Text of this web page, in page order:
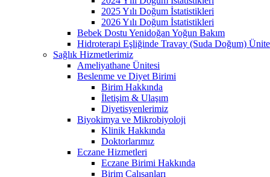
2025 Yılı Doğum İstatistikleri
2026 Yılı Doğum İstatistikleri
Bebek Dostu Yenidoğan Yoğun Bakım
Hidroterapi Eşliğinde Travay (Suda Doğum)
Sağlık Hizmetlerimiz
Ameliyathane Ünitesi
Beslenme ve Diyet Birimi
Birim Hakkında
İletişim & Ulaşım
Diyetisyenlerimiz
Biyokimya ve Mikrobiyoloji
Klinik Hakkında
Doktorlarımız
Eczane Hizmetleri
Eczane Birimi Hakkında
Birim Çalışanları